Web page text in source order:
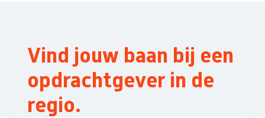
Vind jouw baan bij een
opdrachtgever in de
regio.